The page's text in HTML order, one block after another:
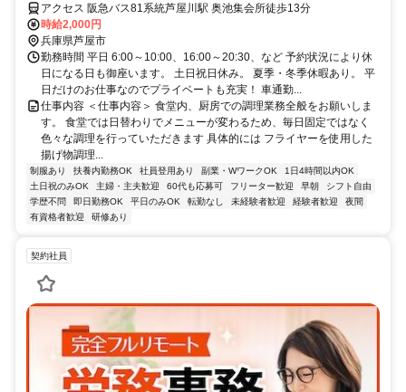
アクセス 阪急バス81系統芦屋川駅 奥池集会所徒歩13分
時給2,000円
兵庫県芦屋市
勤務時間 平日 6:00～10:00、16:00～20:30、など 予約状況により休
日になる日も御座います。 土日祝日休み。 夏季・冬季休暇あり。 平
日だけのお仕事なのでプライベートも充実！ 車通勤...
仕事内容 ＜仕事内容＞ 食堂内、厨房での調理業務全般をお願いしま
す。 食堂では日替わりでメニューが変わるため、毎日固定ではなく
色々な調理を行っていただきます 具体的には フライヤーを使用した
揚げ物調理...
制服あり 扶養内勤務OK 社員登用あり 副業・WワークOK
1日4時間以内OK
土日祝のみOK
主婦・主夫歓迎 60代も応募可 フリーター歓迎 早朝
シフト自由
学歴不問
即日勤務OK 平日のみOK 転勤なし 未経験者歓迎 経験者歓迎
夜間
有資格者歓迎
研修あり
契約社員